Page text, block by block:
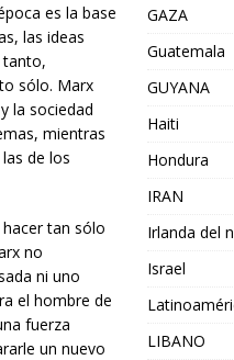
es la base
las ideas
tanto,
sólo. Marx
la sociedad
mientras
de los
tan sólo
no
ni uno
el hombre de
fuerza
un nuevo
GAZA
Guatemala
GUYANA
Haiti
Hondura
IRAN
Irlanda del
Israel
LIBANO